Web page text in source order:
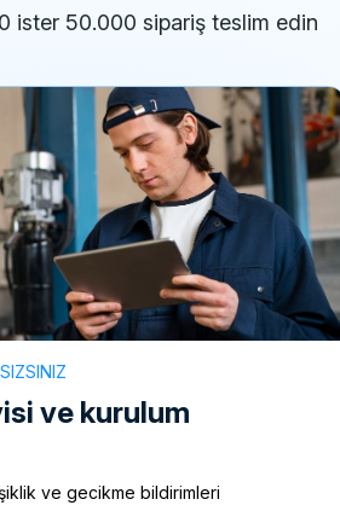
ister 50.000 sipariş teslim edin
ve kurulum
ve gecikme bildirimleri